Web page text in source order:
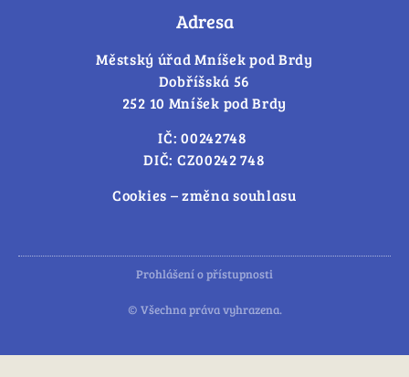
Adresa
Městský úřad Mníšek pod Brdy
Dobříšská 56
252 10 Mníšek pod Brdy
IČ: 00242748
DIČ: CZ00242 748
Cookies – změna souhlasu
Prohlášení o přístupnosti
© Všechna práva vyhrazena.